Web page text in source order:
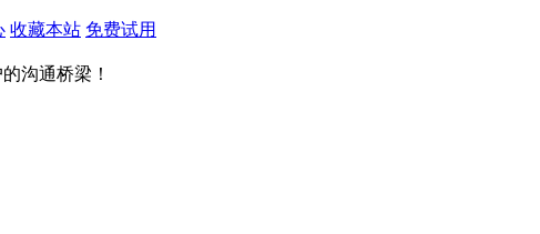
收藏本站 免费试用
沟通桥梁！